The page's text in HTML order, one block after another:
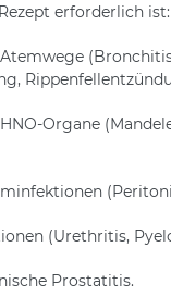
erforderlich ist:
Organe
(Urethritis,
Prostatitis.